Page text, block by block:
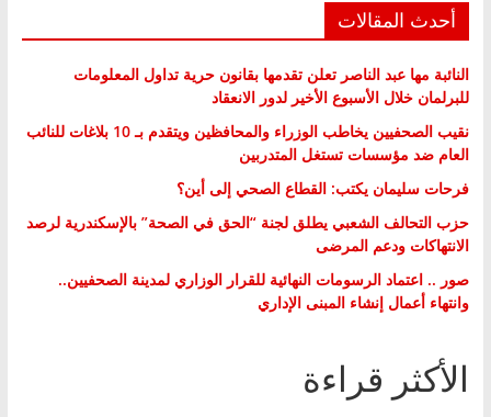
أحدث المقالات
النائبة مها عبد الناصر تعلن تقدمها بقانون حرية تداول المعلومات
للبرلمان خلال الأسبوع الأخير لدور الانعقاد
نقيب الصحفيين يخاطب الوزراء والمحافظين ويتقدم بـ 10 بلاغات للنائب
العام ضد مؤسسات تستغل المتدربين
فرحات سليمان يكتب: القطاع الصحي إلى أين؟
حزب التحالف الشعبي يطلق لجنة “الحق في الصحة” بالإسكندرية لرصد
الانتهاكات ودعم المرضى
صور .. اعتماد الرسومات النهائية للقرار الوزاري لمدينة الصحفيين..
وانتهاء أعمال إنشاء المبنى الإداري
الأكثر قراءة